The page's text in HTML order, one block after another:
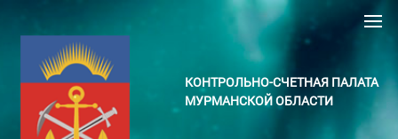
КОНТРОЛЬНО-СЧЕТНАЯ ПАЛАТА
МУРМАНСКОЙ ОБЛАСТИ